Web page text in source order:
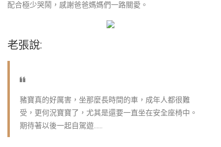
配合極少哭鬧，感謝爸爸媽媽們一路關愛。
老張說:
豬寶真的好厲害，坐那麼長時間的車，成年人都很難
受，更何況寶寶了，尤其是還要一直坐在安全座椅中。
期待著以後一起自駕遊……